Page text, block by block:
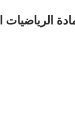
الرياضيات